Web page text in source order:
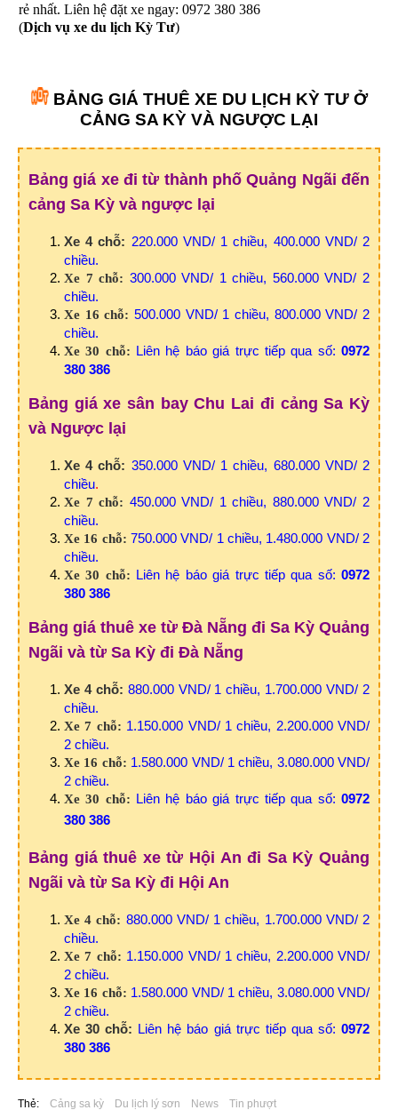
rẻ nhất. Liên hệ đặt xe ngay: 0972 380 386
(Dịch vụ xe du lịch Kỳ Tư)
BẢNG GIÁ THUÊ XE DU LỊCH KỲ TƯ Ở
CẢNG SA KỲ VÀ NGƯỢC LẠI
Bảng giá xe đi từ thành phố Quảng Ngãi đến
cảng Sa Kỳ và ngược lại
Xe 4 chỗ: 220.000 VND/ 1 chiều, 400.000 VND/ 2
chiều.
Xe 7 chỗ: 300.000 VND/ 1 chiều, 560.000 VND/ 2
chiều.
Xe 16 chỗ: 500.000 VND/ 1 chiều, 800.000 VND/ 2
chiều.
Xe 30 chỗ: Liên hệ báo giá trực tiếp qua số:0972
380 386
Bảng giá xe sân bay Chu Lai đi cảng Sa Kỳ
và Ngược lại
Xe 4 chỗ: 350.000 VND/ 1 chiều, 680.000 VND/ 2
chiều.
Xe 7 chỗ: 450.000 VND/ 1 chiều, 880.000 VND/ 2
chiều.
Xe 16 chỗ: 750.000 VND/ 1 chiều, 1.480.000 VND/ 2
chiều.
Xe 30 chỗ: Liên hệ báo giá trực tiếp qua số:0972
380 386
Bảng giá thuê xe từ Đà Nẵng đi Sa Kỳ Quảng
Ngãi và từ Sa Kỳ đi Đà Nẵng
Xe 4 chỗ: 880.000 VND/ 1 chiều, 1.700.000 VND/ 2
chiều.
Xe 7 chỗ: 1.150.000 VND/ 1 chiều, 2.200.000 VND/
2 chiều.
Xe 16 chỗ: 1.580.000 VND/ 1 chiều, 3.080.000 VND/
2 chiều.
Xe 30 chỗ: Liên hệ báo giá trực tiếp qua số:0972
380 386
Bảng giá thuê xe từ Hội An đi Sa Kỳ Quảng
Ngãi và từ Sa Kỳ đi Hội An
Xe 4 chỗ: 880.000 VND/ 1 chiều, 1.700.000 VND/ 2
chiều.
Xe 7 chỗ: 1.150.000 VND/ 1 chiều, 2.200.000 VND/
2 chiều.
Xe 16 chỗ: 1.580.000 VND/ 1 chiều, 3.080.000 VND/
2 chiều.
Xe 30 chỗ: Liên hệ báo giá trực tiếp qua số: 0972
380 386
Thẻ: Cảng sa kỳ Du lịch lý sơn News Tin phượt